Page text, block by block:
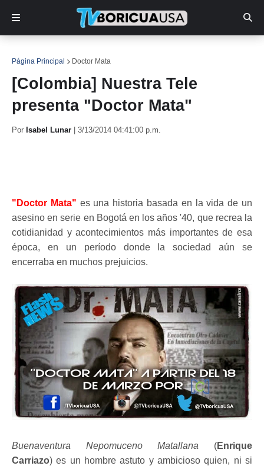
Página Principal Doctor Mata
[Colombia] Nuestra Tele
presenta "Doctor Mata"
Por Isabel Lunar 3/13/2014 04:41:00 p.m.
"Doctor Mata" es una historia basada en la vida de un
asesino en serie en Bogotá en los años '40, que recrea la
cotidianidad y acontecimientos más importantes de esa
época, en un período donde la sociedad aún se
encerraba en muchos prejuicios.
Buenaventura Nepomuceno Matallana (Enrique
Carriazo) es un hombre astuto y ambicioso quien, ni si